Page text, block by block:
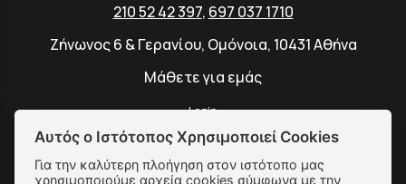
210 52 42 397, 697 037 1710
Ζήνωνος 6 & Γερανίου, Ομόνοια, 10431 Αθήνα
Μάθετε για εμάς
Login
Αυτός ο Ιστότοπος Χρησιμοποιεί Cookies
Για την καλύτερη πλοήγηση στον ιστότοπο μας
χρησιμοποιούμε αρχεία cookies σύμφωνα με την